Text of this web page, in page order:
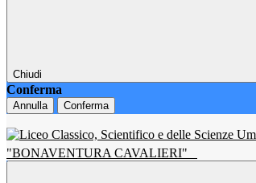
Chiudi
Conferma
Annulla Conferma
"BONAVENTURA CAVALIERI"